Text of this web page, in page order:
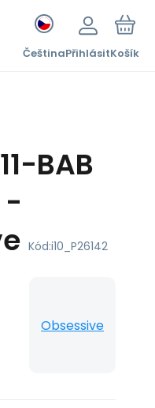
ČeštinaPřihlásitKošík
BAB
-
Kód:i10_P26142
Obsessive